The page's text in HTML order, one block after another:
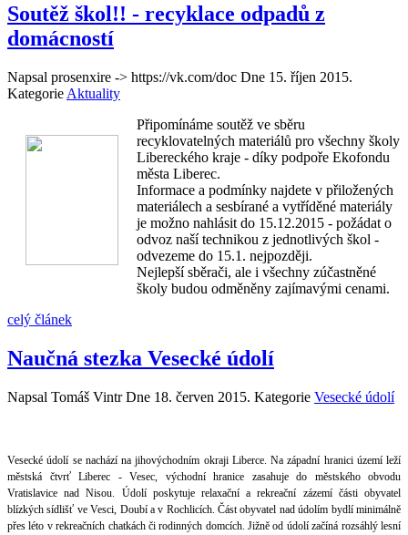
Soutěž škol!! - recyklace odpadů z
domácností
Napsal prosenxire -> https://vk.com/doc Dne 15. říjen 2015.
Kategorie Aktuality
Připomínáme soutěž ve sběru
recyklovatelných materiálů pro všechny školy
Libereckého kraje - díky podpoře Ekofondu
města Liberec.
Informace a podmínky najdete v přiložených
materiálech a sesbírané a vytříděné materiály
je možno nahlásit do 15.12.2015 - požádat o
odvoz naší technikou z jednotlivých škol -
odvezeme do 15.1. nejpozději.
Nejlepší sběrači, ale i všechny zúčastněné
školy budou odměněny zajímavými cenami.
celý článek
Naučná stezka Vesecké údolí
Napsal Tomáš Vintr Dne 18. červen 2015. Kategorie Vesecké údolí
Vesecké údolí se nachází na jihovýchodním okraji Liberce. Na západní hranici území leží
městská čtvrť Liberec - Vesec, východní hranice zasahuje do městského obvodu
Vratislavice nad Nisou. Údolí poskytuje relaxační a rekreační zázemí části obyvatel
blízkých sídlišť ve Vesci, Doubí a v Rochlicích. Část obyvatel nad údolím bydlí minimálně
přes léto v rekreačních chatkách či rodinných domcích. Jižně od údolí začíná rozsáhlý lesní